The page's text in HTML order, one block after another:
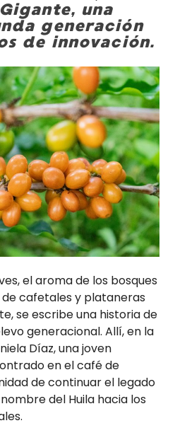
una
generación
de innovación.
el aroma de los bosques
de cafetales y plataneras
se escribe una historia de
generacional. Allí, en la
Díaz, una joven
en el café de
de continuar el legado
del Huila hacia los